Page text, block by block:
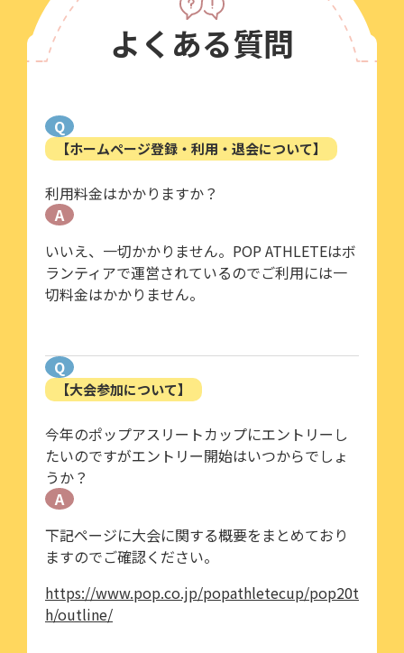
よくある質問
Q
【ホームページ登録・利用・退会について】
利用料金はかかりますか？
A
いいえ、一切かかりません。POP ATHLETEはボ
ランティアで運営されているのでご利用には一
切料金はかかりません。
Q
【大会参加について】
今年のポップアスリートカップにエントリーし
たいのですがエントリー開始はいつからでしょ
うか？
A
下記ページに大会に関する概要をまとめており
ますのでご確認ください。
https://www.pop.co.jp/popathletecup/pop20t
h/outline/